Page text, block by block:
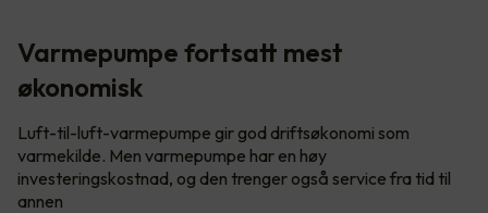
Varmepumpe fortsatt mest
økonomisk
Luft-til-luft-varmepumpe gir god driftsøkonomi som
varmekilde. Men varmepumpe har en høy
investeringskostnad, og den trenger også service fra tid til
annen